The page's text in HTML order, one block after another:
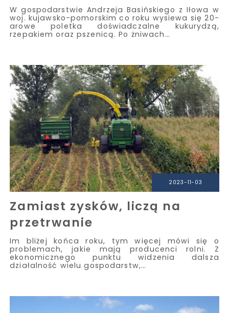
W gospodarstwie Andrzeja Basińskiego z Iłowa w
woj. kujawsko-pomorskim co roku wysiewa się 20-
arowe poletka doświadczalne kukurydzą,
rzepakiem oraz pszenicą. Po żniwach…
2023-11-03
Zamiast zysków, liczą na
przetrwanie
Im bliżej końca roku, tym więcej mówi się o
problemach, jakie mają producenci rolni. Z
ekonomicznego punktu widzenia dalsza
działalność wielu gospodarstw,…